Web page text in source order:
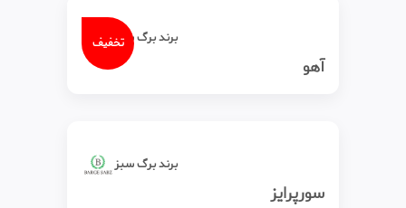
تخفیفبرند برگ سبز
آهو
برند برگ سبز
سورپرایز